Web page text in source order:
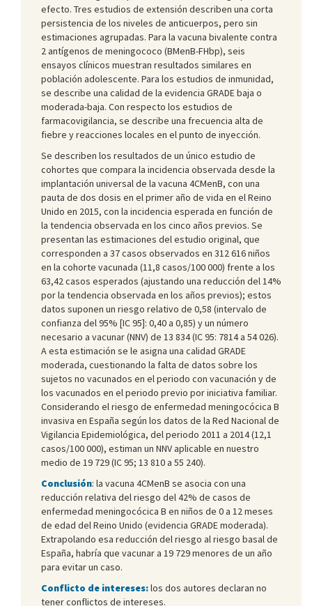
efecto. Tres estudios de extensión describen una corta
persistencia de los niveles de anticuerpos, pero sin
estimaciones agrupadas. Para la vacuna bivalente contra
2 antígenos de meningococo (BMenB-FHbp), seis
ensayos clínicos muestran resultados similares en
población adolescente. Para los estudios de inmunidad,
se describe una calidad de la evidencia GRADE baja o
moderada-baja. Con respecto los estudios de
farmacovigilancia, se describe una frecuencia alta de
fiebre y reacciones locales en el punto de inyección.
Se describen los resultados de un único estudio de
cohortes que compara la incidencia observada desde la
implantación universal de la vacuna 4CMenB, con una
pauta de dos dosis en el primer año de vida en el Reino
Unido en 2015, con la incidencia esperada en función de
la tendencia observada en los cinco años previos. Se
presentan las estimaciones del estudio original, que
corresponden a 37 casos observados en 312 616 niños
en la cohorte vacunada (11,8 casos/100 000) frente a los
63,42 casos esperados (ajustando una reducción del 14%
por la tendencia observada en los años previos); estos
datos suponen un riesgo relativo de 0,58 (intervalo de
confianza del 95% [IC 95]: 0,40 a 0,85) y un número
necesario a vacunar (NNV) de 13 834 (IC 95: 7814 a 54 026).
A esta estimación se le asigna una calidad GRADE
moderada, cuestionando la falta de datos sobre los
sujetos no vacunados en el periodo con vacunación y de
los vacunados en el periodo previo por iniciativa familiar.
Considerando el riesgo de enfermedad meningocócica B
invasiva en España según los datos de la Red Nacional de
Vigilancia Epidemiológica, del periodo 2011 a 2014 (12,1
casos/100 000), estiman un NNV aplicable en nuestro
medio de 19 729 (IC 95; 13 810 a 55 240).
Conclusión: la vacuna 4CMenB se asocia con una
reducción relativa del riesgo del 42% de casos de
enfermedad meningocócica B en niños de 0 a 12 meses
de edad del Reino Unido (evidencia GRADE moderada).
Extrapolando esa reducción del riesgo al riesgo basal de
España, habría que vacunar a 19 729 menores de un año
para evitar un caso.
Conflicto de intereses:los dos autores declaran no
tener conflictos de intereses.